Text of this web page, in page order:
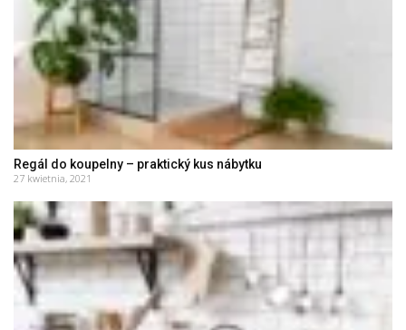
Regál do koupelny – praktický kus nábytku
27 kwietnia, 2021